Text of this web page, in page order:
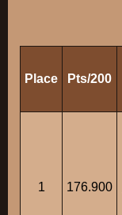
Place Pts/200
1 176.900